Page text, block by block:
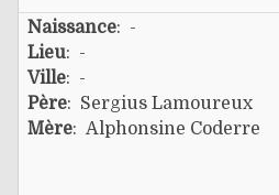
Naissance: -
Lieu: -
Ville: -
Père: Sergius Lamoureux
Mère: Alphonsine Coderre